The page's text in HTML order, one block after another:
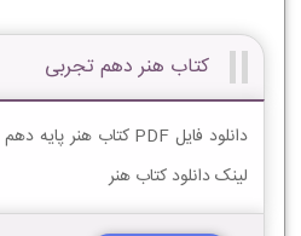
کتاب هنر دهم تجربی
لینک دانلود کتاب هنر